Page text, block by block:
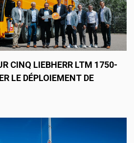
CINQ LIEBHERR LTM 1750-
LE DÉPLOIEMENT DE